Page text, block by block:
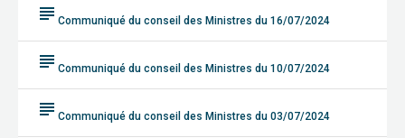
subject Communiqué du conseil des Ministres du 16/07/2024
subject Communiqué du conseil des Ministres du 10/07/2024
subject Communiqué du conseil des Ministres du 03/07/2024